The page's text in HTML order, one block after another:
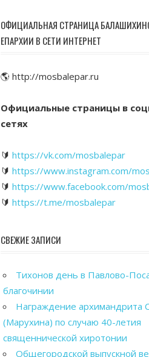
ОФИЦИАЛЬНАЯ СТРАНИЦА
ЕПАРХИИ В СЕТИ ИНТЕРНЕТ
🌎 http://mosbalepar.ru
Официальные страницы в
сетях
🔰 https://vk.com/mosbalepar
🔰 https://www.instagram.com/
🔰 https://www.facebook.com/
🔰 https://t.me/mosbalepar
СВЕЖИЕ ЗАПИСИ
Тихонов день в Павлово-
благочинии
Награждение архимандрита
(Марухина) по случаю 40-летия
священнической хиротонии
Общегородской выпускной